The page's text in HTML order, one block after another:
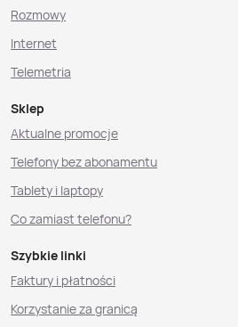
Rozmowy
Internet
Telemetria
Sklep
Aktualne promocje
Telefony bez abonamentu
Tablety i laptopy
Co zamiast telefonu?
Szybkie linki
Faktury i płatności
Korzystanie za granicą